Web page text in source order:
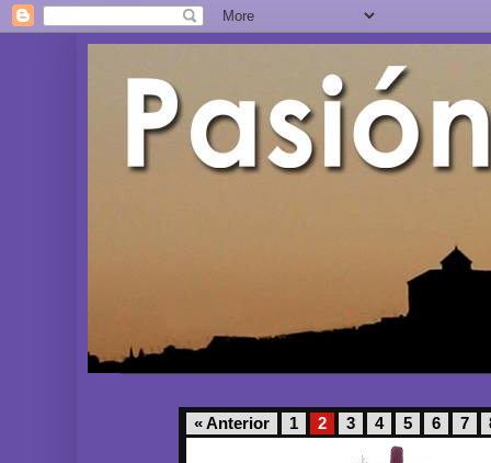
« Anterior 1 2 3 4 5 6 7